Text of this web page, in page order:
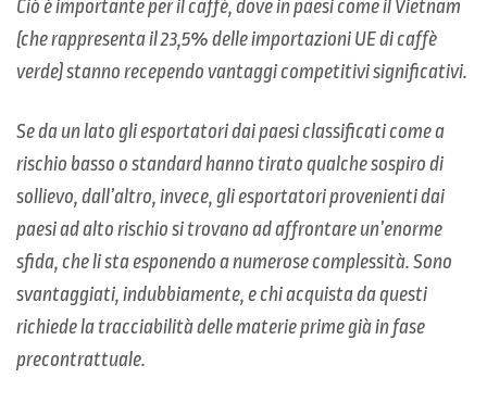
Ciò è importante per il caffè, dove in paesi come il Vietnam
(che rappresenta il 23,5% delle importazioni UE di caffè
verde) stanno recependo vantaggi competitivi significativi.
Se da un lato gli esportatori dai paesi classificati come a
rischio basso o standard hanno tirato qualche sospiro di
sollievo, dall’altro, invece, gli esportatori provenienti dai
paesi ad alto rischio si trovano ad affrontare un’enorme
sfida, che li sta esponendo a numerose complessità. Sono
svantaggiati, indubbiamente, e chi acquista da questi
richiede la tracciabilità delle materie prime già in fase
precontrattuale.